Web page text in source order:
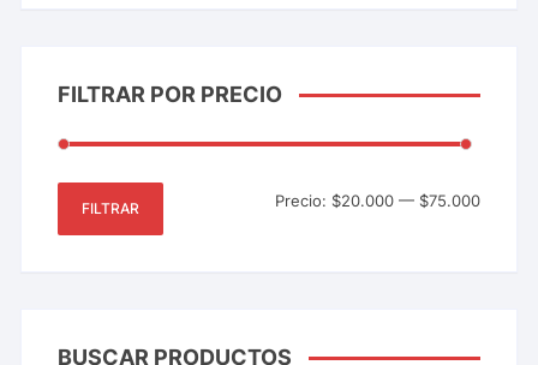
FILTRAR POR PRECIO
FILTRAR Precio: $20.000— $75.000
BUSCAR PRODUCTOS